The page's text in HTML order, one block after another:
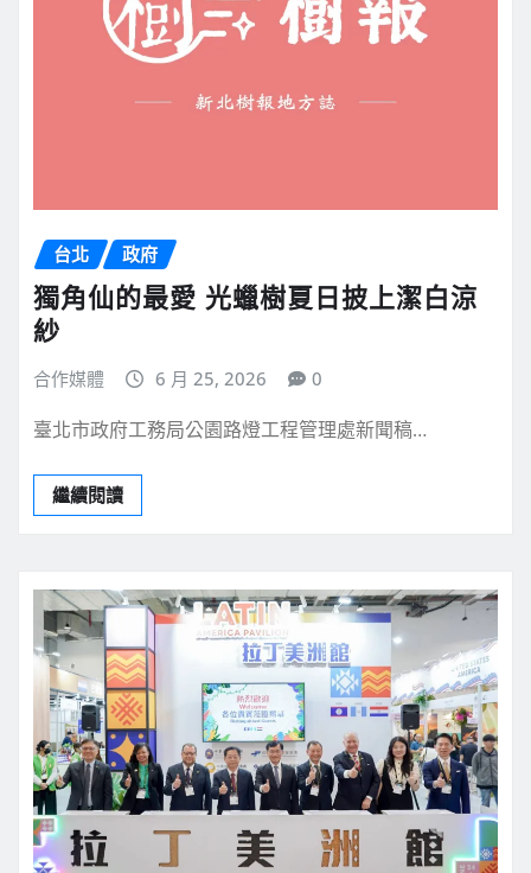
台北 政府
獨角仙的最愛 光蠟樹夏日披上潔白涼
紗
合作媒體 6 月 25, 2026 0
臺北市政府工務局公園路燈工程管理處新聞稿…
繼續閱讀